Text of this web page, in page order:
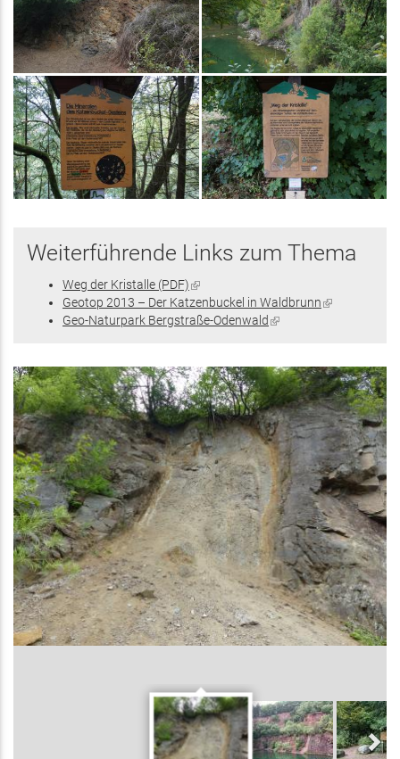
Weiterführende Links zum Thema
Weg der Kristalle (PDF)(Link
ist
extern)
Geotop 2013 – Der Katzenbuckel in Waldbrunn(Link
Geo-Naturpark Bergstraße-Odenwald (Link